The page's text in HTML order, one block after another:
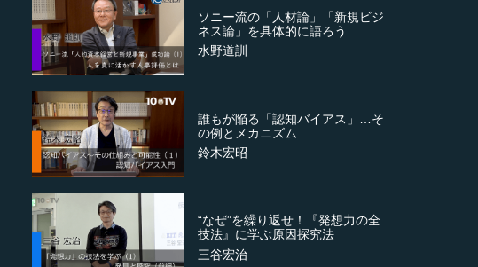
ソニー流の「人材論」「新規ビジ
ネス論」を具体的に語ろう
水野道訓
誰もが陥る「認知バイアス」…そ
の例とメカニズム
鈴木宏昭
“なぜ”を繰り返せ！『発想力の全
技法』に学ぶ原因探究法
三谷宏治